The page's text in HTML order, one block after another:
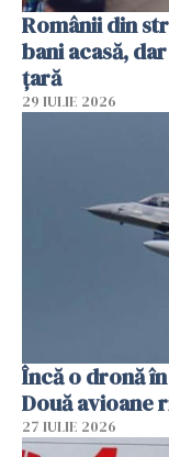
Românii din
bani acasă,
țară
29 IULIE 2026
Încă o dronă
Două avioane
27 IULIE 2026